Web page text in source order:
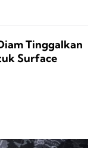
Tinggalkan
Surface